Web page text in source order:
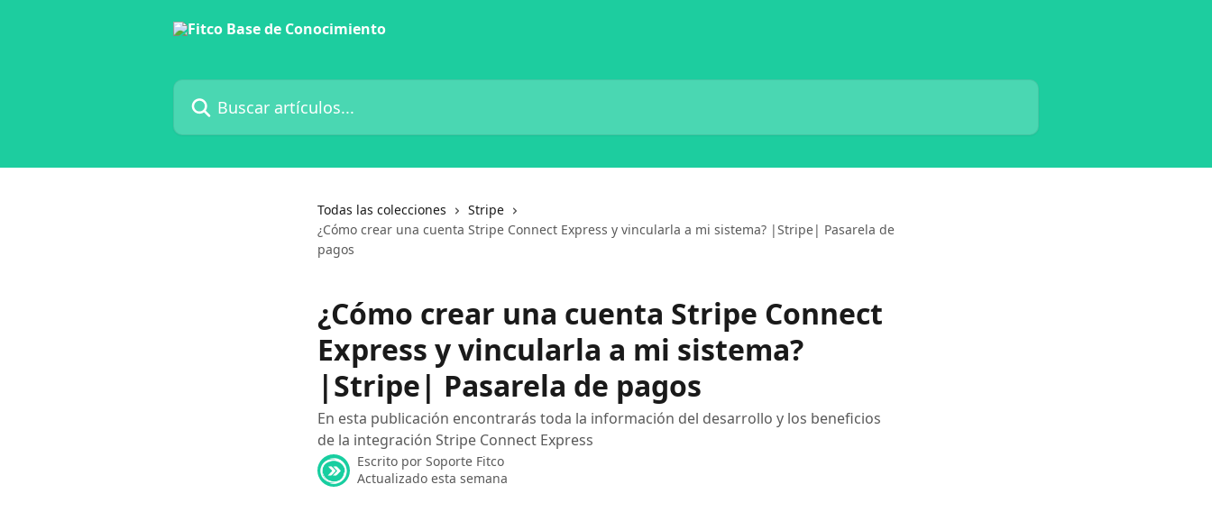
Buscar artículos...
Todas las colecciones
Stripe
¿Cómo crear una cuenta Stripe Connect Express y vincularla a mi sistema? |Stripe| Pasarela de
pagos
¿Cómo crear una cuenta Stripe Connect
Express y vincularla a mi sistema?
|Stripe| Pasarela de pagos
En esta publicación encontrarás toda la información del desarrollo y los beneficios
de la integración Stripe Connect Express
Escrito por Soporte Fitco
Actualizado esta semana